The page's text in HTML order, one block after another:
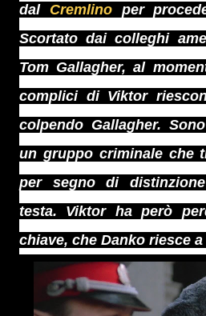
dal Cremlinoper
Scortato dai colleghi
Tom Gallagher, al
complici di Viktor
colpendo Gallagher.
un gruppo criminale che
per segno di
testa. Viktor ha però
chiave, che Danko riesce